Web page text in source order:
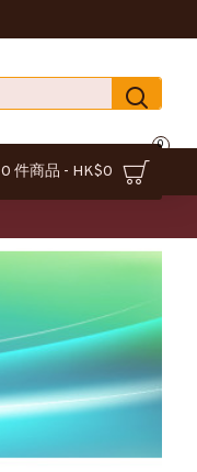
0 件商品 - HK$0
0